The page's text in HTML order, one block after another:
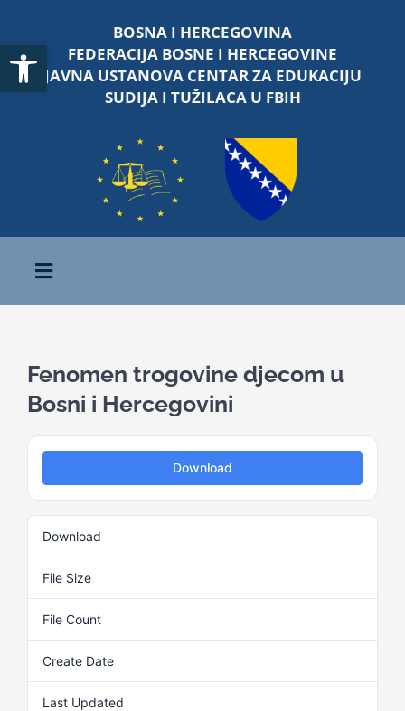
Open toolbar
content
BOSNA I HERCEGOVINA
FEDERACIJA BOSNE I HERCEGOVINE
JAVNA USTANOVA CENTAR ZA EDUKACIJU
SUDIJA I TUŽILACA U FBIH
Toggle
Navigation
O nama
Kalendar aktivnosti
Edukativni materijali
Projekti
Fenomen trogovine djecom u
Bosni i Hercegovini
Download
Download
File Size
File Count
Create Date
Last Updated